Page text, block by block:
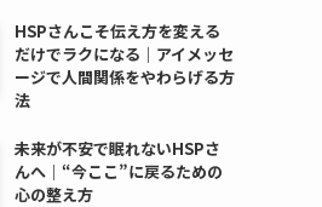
HSPさんこそ伝え方を変える
だけでラクになる｜アイメッセ
ージで人間関係をやわらげる方
法
未来が不安で眠れないHSPさ
んへ｜“今ここ”に戻るための
心の整え方